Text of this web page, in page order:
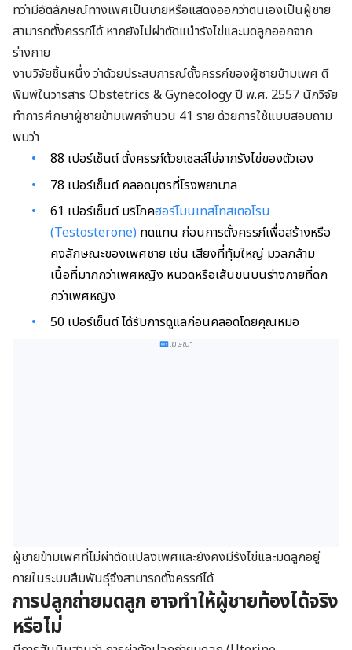
ทว่ามีอัตลักษณ์ทางเพศเป็นชายหรือแสดงออกว่าตนเองเป็นผู้ชาย
สามารถตั้งครรภ์ได้ หากยังไม่ผ่าตัดแนำรังไข่และมดลูกออกจาก
ร่างกาย
งานวิจัยชิ้นหนึ่ง ว่าด้วยประสบการณ์ตั้งครรภ์ของผู้ชายข้ามเพศ ตี
พิมพ์ในวารสาร Obstetrics & Gynecology ปี พ.ศ. 2557 นักวิจัย
ทำการศึกษาผู้ชายข้ามเพศจำนวน 41 ราย ด้วยการใช้แบบสอบถาม
พบว่า
88 เปอร์เซ็นต์ ตั้งครรภ์ด้วยเซลล์ไข่จากรังไข่ของตัวเอง
78 เปอร์เซ็นต์ คลอดบุตรที่โรงพยาบาล
61 เปอร์เซ็นต์ บริโภคฮอร์โมนเทสโทสเตอโรน
(Testosterone) ทดแทน ก่อนการตั้งครรภ์เพื่อสร้างหรือ
คงลักษณะของเพศชาย เช่น เสียงที่ทุ้มใหญ่ มวลกล้าม
เนื้อที่มากกว่าเพศหญิง หนวดหรือเส้นขนบนร่างกายที่ดก
กว่าเพศหญิง
50 เปอร์เซ็นต์ ได้รับการดูแลก่อนคลอดโดยคุณหมอ
โฆษณา
ผู้ชายข้ามเพศที่ไม่ผ่าตัดแปลงเพศและยังคงมีรังไข่และมดลูกอยู่
ภายในระบบสืบพันธุ์จึงสามารถตั้งครรภ์ได้
การปลูกถ่ายมดลูก อาจทำให้ผู้ชายท้องได้จริง
หรือไม่